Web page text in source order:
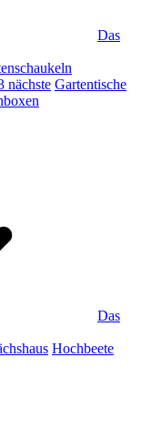
Das
nächste Gartentische
Das
Hochbeete